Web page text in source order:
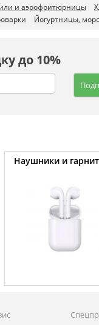
и аэрофритюрницы
Йогуртницы,
до 10%
Наушники и